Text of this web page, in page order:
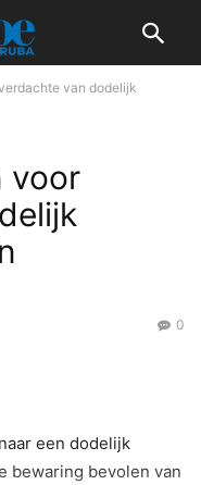
van dodelijk
voor
0
een dodelijk
bewaring bevolen van